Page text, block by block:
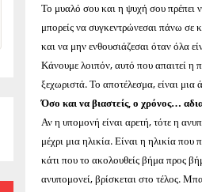
Το μυαλό σου και η ψυχή σου πρέπει
μπορείς να συγκεντρώνεσαι πάνω σε
και να μην ενθουσιάζεσαι όταν όλα
Κάνουμε λοιπόν, αυτό που απαιτεί
ξεχωριστά. Το αποτέλεσμα, είναι μια
Όσο και να βιαστείς, ο χρόνος…
Αν η υπομονή είναι αρετή, τότε η
μέχρι μια ηλικία. Είναι η ηλικία που
κάτι που το ακολουθείς βήμα προς
ανυπομονεί, βρίσκεται στο τέλος.